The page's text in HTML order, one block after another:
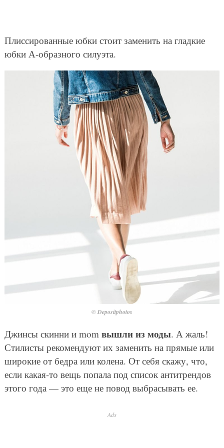
Плиссированные юбки стоит заменить на гладкие
юбки А-образного силуэта.
© Depositphotos
Джинсы скинни и mom вышли из моды. А жаль!
Стилисты рекомендуют их заменить на прямые или
широкие от бедра или колена. От себя скажу, что,
если какая-то вещь попала под список антитрендов
этого года — это еще не повод выбрасывать ее.
Ads